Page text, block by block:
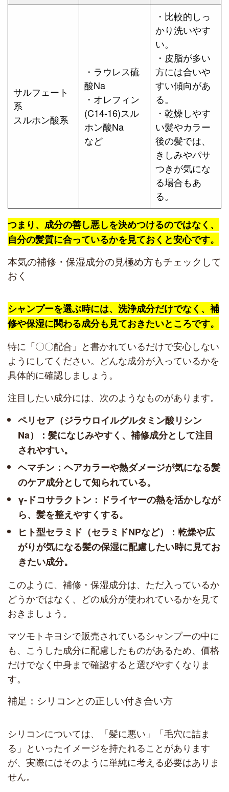
サルフェート
系
スルホン酸系
・ラウレス硫
酸Na
・オレフィン
(C14-16)スル
ホン酸Na
など
・比較的しっ
かり洗いやす
い。
・皮脂が多い
方には合いや
すい傾向があ
る。
・乾燥しやす
い髪やカラー
後の髪では、
きしみやパサ
つきが気にな
る場合もあ
る。
つまり、成分の善し悪しを決めつけるのではなく、
自分の髪質に合っているかを見ておくと安心です。
本気の補修・保湿成分の見極め方もチェックして
おく
シャンプーを選ぶ時には、洗浄成分だけでなく、補
修や保湿に関わる成分も見ておきたいところです。
特に「〇〇配合」と書かれているだけで安心しない
ようにしてください。どんな成分が入っているかを
具体的に確認しましょう。
注目したい成分には、次のようなものがあります。
ペリセア（ジラウロイルグルタミン酸リシン
Na）：髪になじみやすく、補修成分として注目
されやすい。
ヘマチン：ヘアカラーや熱ダメージが気になる髪
のケア成分として知られている。
γ-ドコサラクトン：ドライヤーの熱を活かしなが
ら、髪を整えやすくする。
ヒト型セラミド（セラミドNPなど）：乾燥や広
がりが気になる髪の保湿に配慮したい時に見てお
きたい成分。
このように、補修・保湿成分は、ただ入っているか
どうかではなく、どの成分が使われているかを見て
おきましょう。
マツモトキヨシで販売されているシャンプーの中に
も、こうした成分に配慮したものがあるため、価格
だけでなく中身まで確認すると選びやすくなりま
す。
補足：シリコンとの正しい付き合い方
シリコンについては、「髪に悪い」「毛穴に詰ま
る」といったイメージを持たれることがあります
が、実際にはそのように単純に考える必要はありま
せん。